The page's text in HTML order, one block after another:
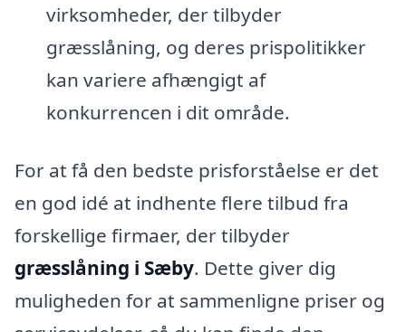
virksomheder, der tilbyder
græsslåning, og deres prispolitikker
kan variere afhængigt af
konkurrencen i dit område.
For at få den bedste prisforståelse er det
en god idé at indhente flere tilbud fra
forskellige firmaer, der tilbyder
græsslåning i Sæby. Dette giver dig
muligheden for at sammenligne priser og